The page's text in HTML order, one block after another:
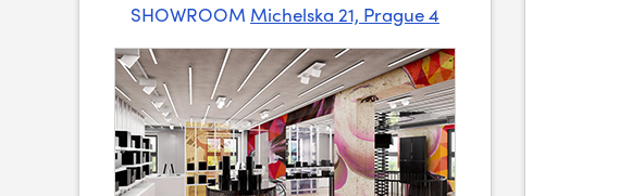
SHOWROOM Michelska 21, Prague 4